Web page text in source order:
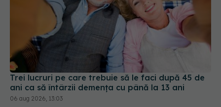
Trei lucruri pe care trebuie să le faci după 45 de
ani ca să întârzii demența cu până la 13 ani
06 aug 2026, 13:03